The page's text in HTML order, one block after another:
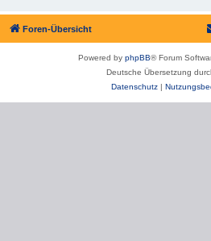
Foren-Übersicht
Powered by phpBB® Forum
Deutsche Übersetzung
Datenschutz|